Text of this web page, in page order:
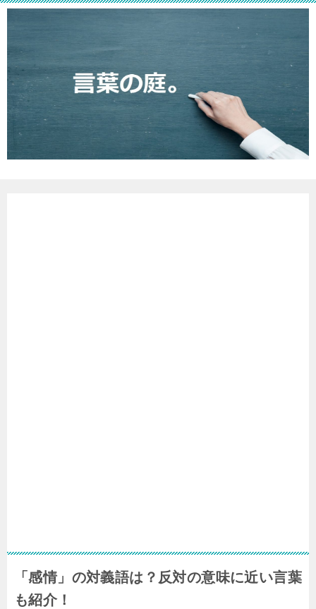
「感情」の対義語は？反対の意味に近い言葉
も紹介！